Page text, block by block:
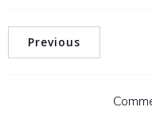
Previous